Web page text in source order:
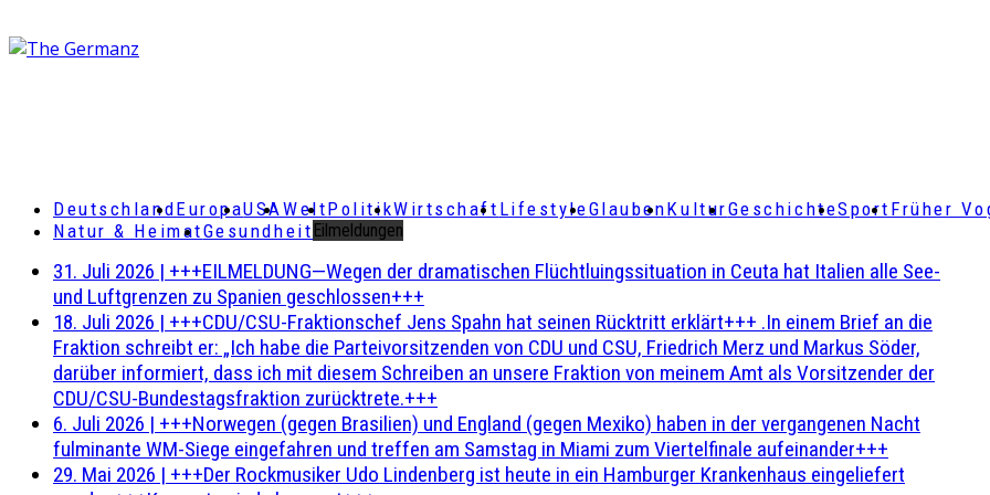
DeutschlandEuropaUSAWeltPolitikWirtschaft LifestyleGlaubenKulturGeschichteSport Früher
Natur & HeimatGesundheit Eilmeldungen
31. Juli 2026 | +++EILMELDUNG—Wegen der dramatischen Flüchtluingssituation in Ceuta hat Italien alle See-
und Luftgrenzen zu Spanien geschlossen+++
18. Juli 2026 | +++CDU/CSU-Fraktionschef Jens Spahn hat seinen Rücktritt erklärt+++ .In einem Brief an die
Fraktion schreibt er: „Ich habe die Parteivorsitzenden von CDU und CSU, Friedrich Merz und Markus Söder,
darüber informiert, dass ich mit diesem Schreiben an unsere Fraktion von meinem Amt als Vorsitzender der
CDU/CSU-Bundestagsfraktion zurücktrete.+++
6. Juli 2026 | +++Norwegen (gegen Brasilien) und England (gegen Mexiko) haben in der vergangenen Nacht
fulminante WM-Siege eingefahren und treffen am Samstag in Miami zum Viertelfinale aufeinander+++
29. Mai 2026 | +++Der Rockmusiker Udo Lindenberg ist heute in ein Hamburger Krankenhaus eingeliefert